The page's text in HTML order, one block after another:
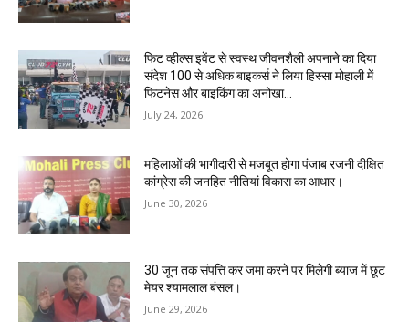
फिट व्हील्स इवेंट से स्वस्थ जीवनशैली अपनाने का दिया
संदेश 100 से अधिक बाइकर्स ने लिया हिस्सा मोहाली में
फिटनेस और बाइकिंग का अनोखा...
July 24, 2026
महिलाओं की भागीदारी से मजबूत होगा पंजाब रजनी दीक्षित
कांग्रेस की जनहित नीतियां विकास का आधार।
June 30, 2026
30 जून तक संपत्ति कर जमा करने पर मिलेगी ब्याज में छूट
मेयर श्यामलाल बंसल।
June 29, 2026